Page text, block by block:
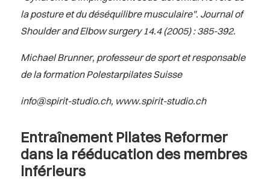
la posture et du déséquilibre musculaire". Journal of
Shoulder and Elbow surgery 14.4 (2005) : 385-392.
Michael Brunner, professeur de sport et responsable
de la formation Polestarpilates Suisse
info@spirit-studio.ch, www.spirit-studio.ch
Entraînement Pilates Reformer
dans la rééducation des membres
inférieurs